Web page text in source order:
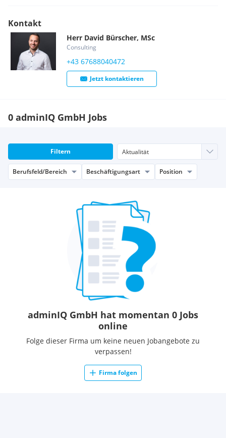
Kontakt
Herr David Bürscher, MSc
Consulting
+43 67688040472
Jetzt kontaktieren
0 adminIQ GmbH Jobs
Filtern
Berufsfeld/Bereich Beschäftigungsart Position
adminIQ GmbH hat momentan 0 Jobs
online
Folge dieser Firma um keine neuen Jobangebote zu
verpassen!
Firma folgen